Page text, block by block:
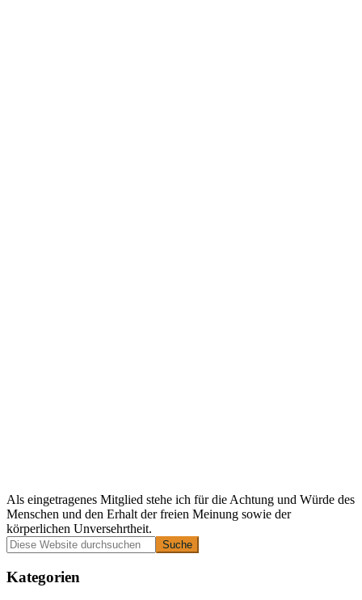
Als eingetragenes Mitglied stehe ich für die Achtung und Würde des
Menschen und den Erhalt der freien Meinung sowie der
körperlichen Unversehrtheit.
Primäre
Seitenleiste
Diese
Website
durchsuchen
Kategorien